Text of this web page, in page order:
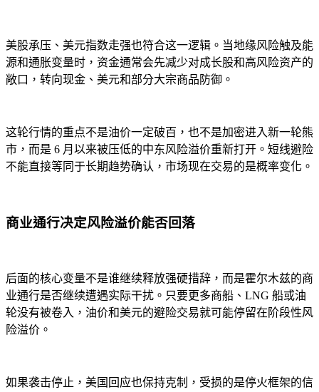
美股承压、美元指数走强也符合这一逻辑。当地缘风险触及能
源和通胀变量时，资金通常会先减少对成长股和高风险资产的
敞口，转向现金、美元和部分大宗商品防御。
这轮行情的重点不是油价一定破百，也不是加密进入新一轮熊
市，而是 6 月以来被压低的中东风险溢价重新打开。短线避险
不能直接等同于长期趋势确认，市场现在交易的是概率变化。
商业通行决定风险溢价能否回落
后面的核心变量不是谁继续释放强硬措辞，而是霍尔木兹的商
业通行是否继续遭遇实际干扰。只要更多商船、LNG 船或油
轮没有被卷入，油价和美元的避险交易就可能停留在阶段性风
险溢价。
如果袭击停止，美国回应也保持克制，受损的是停火框架的信